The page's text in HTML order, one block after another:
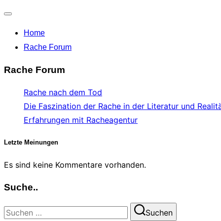
umschalten
Home
Rache Forum
Rache Forum
Rache nach dem Tod
Die Faszination der Rache in der Literatur und
Erfahrungen mit Racheagentur
Letzte Meinungen
Es sind keine Kommentare vorhanden.
Suche..
Suchen
Suchen